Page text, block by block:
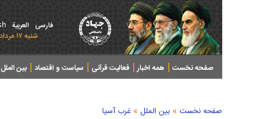
فارسی العربیة
شنبه ۱۷ مرداد ۱۴۰۵ - 2026 August 08
صفحه نخست همه اخبار فعالیت قرآنی سیاست و اقتصاد بین الملل
صفحه نخست » بین الملل » غرب آسیا